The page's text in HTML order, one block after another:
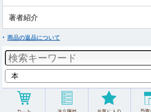
著者紹介
商品の返品について